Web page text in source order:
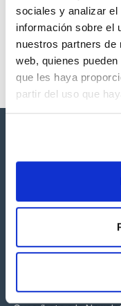
sociales y analizar
información sobre el
nuestros partners de
web, quienes
que les haya
partir del uso que
SBDE1595MG
Disponibilidad
Ver stock